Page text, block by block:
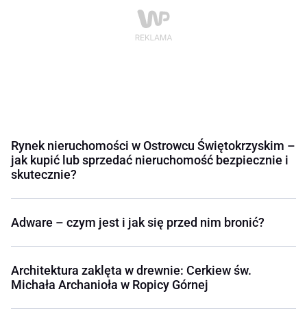
Rynek nieruchomości w Ostrowcu Świętokrzyskim –
jak kupić lub sprzedać nieruchomość bezpiecznie i
skutecznie?
Adware – czym jest i jak się przed nim bronić?
Architektura zaklęta w drewnie: Cerkiew św.
Michała Archanioła w Ropicy Górnej